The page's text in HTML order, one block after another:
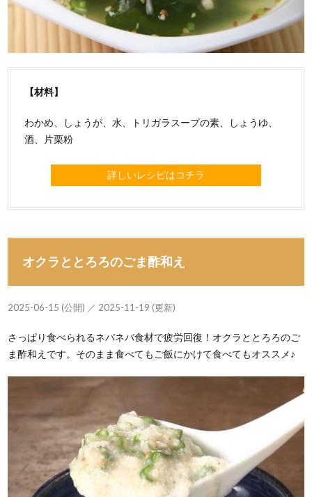
【材料】
わかめ、しょうが、水、トリガラスープの素、しょうゆ、
酒、片栗粉
詳しいレシピはコチラ
オクラととろろのごま酢和え
2025-06-15 (公開) ／ 2025-11-19 (更新)
さっぱり食べられるネバネバ食材で疲労回復！オクラととろろのご
ま酢和えです。そのまま食べてもご飯にかけて食べてもオススメ♪